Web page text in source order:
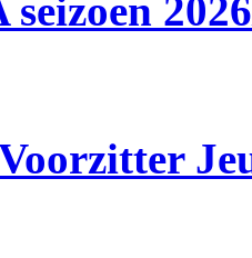
seizoen